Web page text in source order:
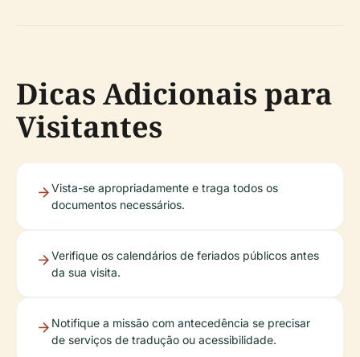
Dicas Adicionais para
Visitantes
Vista-se apropriadamente e traga todos os
documentos necessários.
Verifique os calendários de feriados públicos antes
da sua visita.
Notifique a missão com antecedência se precisar
de serviços de tradução ou acessibilidade.